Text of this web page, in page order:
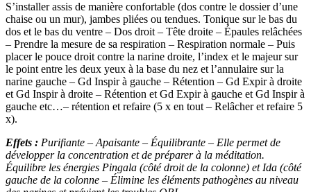
S’installer assis de manière confortable (dos contre le dossier d’une
chaise ou un mur), jambes pliées ou tendues. Tonique sur le bas du
dos et le bas du ventre – Dos droit – Tête droite – Épaules relâchées
– Prendre la mesure de sa respiration – Respiration normale – Puis
placer le pouce droit contre la narine droite, l’index et le majeur sur
le point entre les deux yeux à la base du nez et l’annulaire sur la
narine gauche – Gd Inspir à gauche – Rétention – Gd Expir à droite
et Gd Inspir à droite – Rétention et Gd Expir à gauche et Gd Inspir à
gauche etc…– rétention et refaire (5 x en tout – Relâcher et refaire 5
x).
Effets : Purifiante – Apaisante – Équilibrante – Elle permet de
développer la concentration et de préparer à la méditation.
Équilibre les énergies Pingala (côté droit de la colonne) et Ida (côté
gauche de la colonne – Élimine les éléments pathogènes au niveau